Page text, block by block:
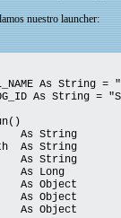
nuestro launcher:
As String =
As String =
String
As String
String
Long
Object
Object
Object